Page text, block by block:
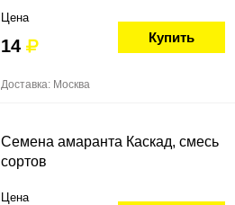
Цена
14 Купить
Доставка: Москва
Семена амаранта Каскад, смесь
сортов
Цена